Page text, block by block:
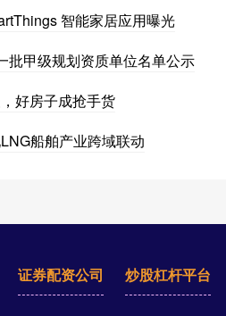
智能家居应用曝光
批甲级规划资质单位名单公示
好房子成抢手货
船舶产业跨域联动
证券配资公司 炒股杠杆平台